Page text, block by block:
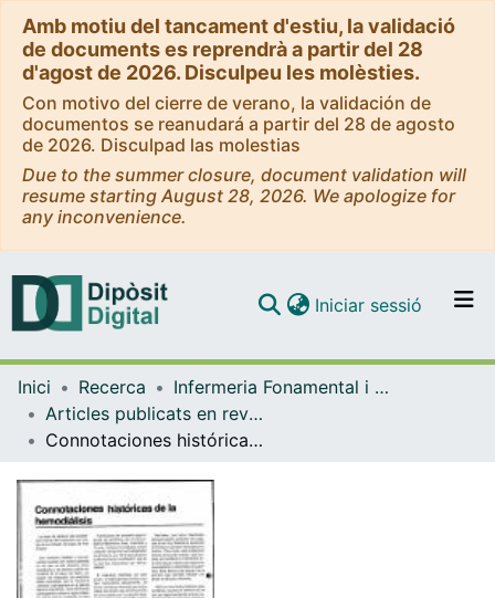
Amb motiu del tancament d'estiu, la validació
de documents es reprendrà a partir del 28
d'agost de 2026. Disculpeu les molèsties.
Con motivo del cierre de verano, la validación de
documentos se reanudará a partir del 28 de agosto
de 2026. Disculpad las molestias
Due to the summer closure, document validation will
resume starting August 28, 2026. We apologize for
any inconvenience.
Navega per tot el DD
Iniciar sessió (current)
Inici Recerca
Infermeria Fonamental i Clínica
Articles publicats en revistes (Infermeria Fonamental i Clínica)
Connotaciones históricas de la hemodiálisis